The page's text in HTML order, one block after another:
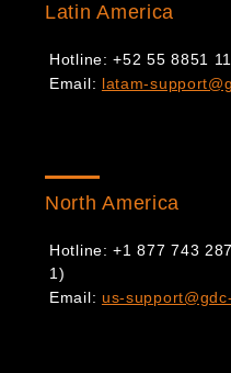
Latin America
Hotline: +52 55 8851
Email: latam-
North America
Hotline: +1 877 743
1)
Email: us-